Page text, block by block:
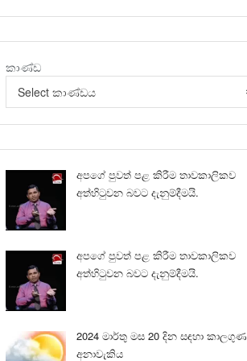
කාණ්ඩ
Select කාණ්ඩය
අපගේ පුවත් පළ කිරීම තාවකාලිකව
අත්හිටුවන බවට දැනුම්දීමයි.
අපගේ පුවත් පළ කිරීම තාවකාලිකව
අත්හිටුවන බවට දැනුම්දීමයි.
2024 මාර්තු මස 20 දින සඳහා කාලගුණ
අනාවැකිය